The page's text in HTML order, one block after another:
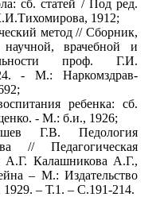
сб. статей / Под ред.
1912;
метод // Сборник,
врачебной и
проф. Г.И.
- М.: Наркомздрав-
ребенка: сб.
- М.: б.и., 1926;
Г.В. Педология
// Педагогическая
А.Г. Калашникова А.Г.,
– М.: Издательство
– Т.1. – С.191-214.